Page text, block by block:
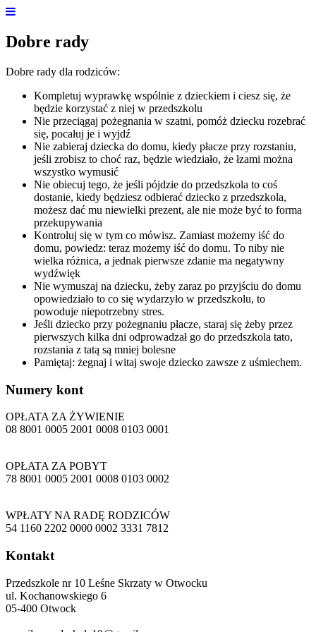
Dobre rady
Dobre rady dla rodziców:
Kompletuj wyprawkę wspólnie z dzieckiem i ciesz się, że
będzie korzystać z niej w przedszkolu
Nie przeciągaj pożegnania w szatni, pomóż dziecku rozebrać
się, pocałuj je i wyjdź
Nie zabieraj dziecka do domu, kiedy płacze przy rozstaniu,
jeśli zrobisz to choć raz, będzie wiedziało, że łzami można
wszystko wymusić
Nie obiecuj tego, że jeśli pójdzie do przedszkola to coś
dostanie, kiedy będziesz odbierać dziecko z przedszkola,
możesz dać mu niewielki prezent, ale nie może być to forma
przekupywania
Kontroluj się w tym co mówisz. Zamiast możemy iść do
domu, powiedz: teraz możemy iść do domu. To niby nie
wielka różnica, a jednak pierwsze zdanie ma negatywny
wydźwięk
Nie wymuszaj na dziecku, żeby zaraz po przyjściu do domu
opowiedziało to co się wydarzyło w przedszkolu, to
powoduje niepotrzebny stres.
Jeśli dziecko przy pożegnaniu płacze, staraj się żeby przez
pierwszych kilka dni odprowadzał go do przedszkola tato,
rozstania z tatą są mniej bolesne
Pamiętaj: żegnaj i witaj swoje dziecko zawsze z uśmiechem.
Numery kont
OPŁATA ZA ŻYWIENIE
08 8001 0005 2001 0008 0103 0001
OPŁATA ZA POBYT
78 8001 0005 2001 0008 0103 0002
WPŁATY NA RADĘ RODZICÓW
54 1160 2202 0000 0002 3331 7812
Kontakt
Przedszkole nr 10 Leśne Skrzaty w Otwocku
ul. Kochanowskiego 6
05-400 Otwock